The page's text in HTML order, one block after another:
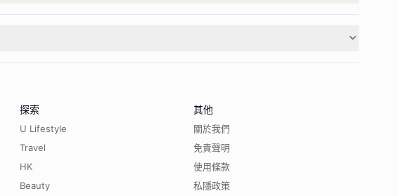
探索
U Lifestyle
Travel
HK
Beauty
其他
關於我們
免責聲明
使用條款
私隱政策